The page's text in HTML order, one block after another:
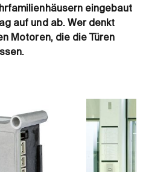
eingebaut
auf und ab. Wer denkt
Motoren, die die Türen